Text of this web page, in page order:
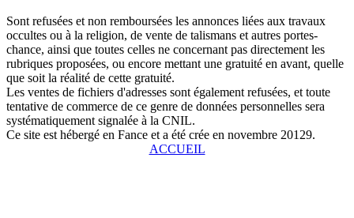
Sont refusées et non remboursées les annonces liées aux travaux
occultes ou à la religion, de vente de talismans et autres portes-
chance, ainsi que toutes celles ne concernant pas directement les
rubriques proposées, ou encore mettant une gratuité en avant, quelle
que soit la réalité de cette gratuité.
Les ventes de fichiers d'adresses sont également refusées, et toute
tentative de commerce de ce genre de données personnelles sera
systématiquement signalée à la CNIL.
Ce site est hébergé en Fance et a été crée en novembre 20129.
ACCUEIL